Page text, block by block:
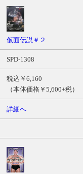
仮面伝説＃２
SPD-1308
税込￥6,160
（本体価格￥5,600+税）
詳細へ